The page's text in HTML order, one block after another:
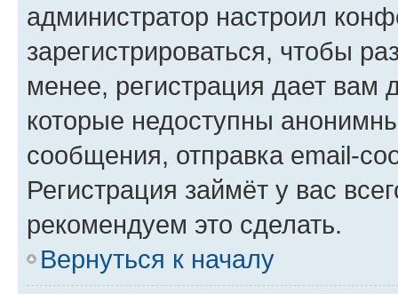
администратор настроил
зарегистрироваться, чтобы
менее, регистрация дает вам
которые недоступны
сообщения, отправка email-
Регистрация займёт у вас
рекомендуем это сделать.
Вернуться к началу